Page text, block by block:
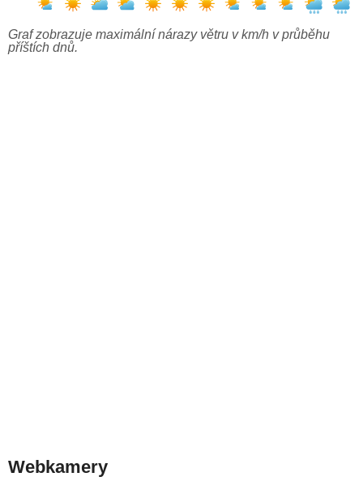
Graf zobrazuje maximální nárazy větru v km/h v průběhu
příštích dnů.
Webkamery